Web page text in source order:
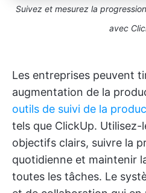
Suivez et mesurez la
avec
Les entreprises peuvent
augmentation de la
outils de suivi de la
tels que ClickUp.
objectifs clairs, suivre la
quotidienne et maintenir
toutes les tâches. Le